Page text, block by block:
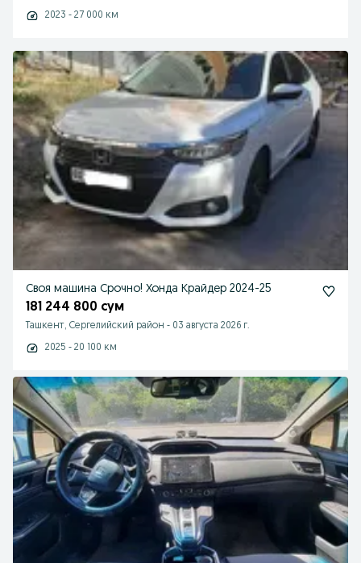
2023 - 27 000 км
Своя машина Срочно! Хонда Крайдер 2024-25
181 244 800 сум
Ташкент, Сергелийский район - 03 августа 2026 г.
2025 - 20 100 км